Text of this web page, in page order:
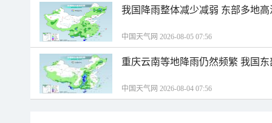
我国降雨整体减少减弱 东部多地
中国天气网 2026-08-05 07:56
重庆云南等地降雨仍然频繁 我国
中国天气网 2026-08-04 07:56